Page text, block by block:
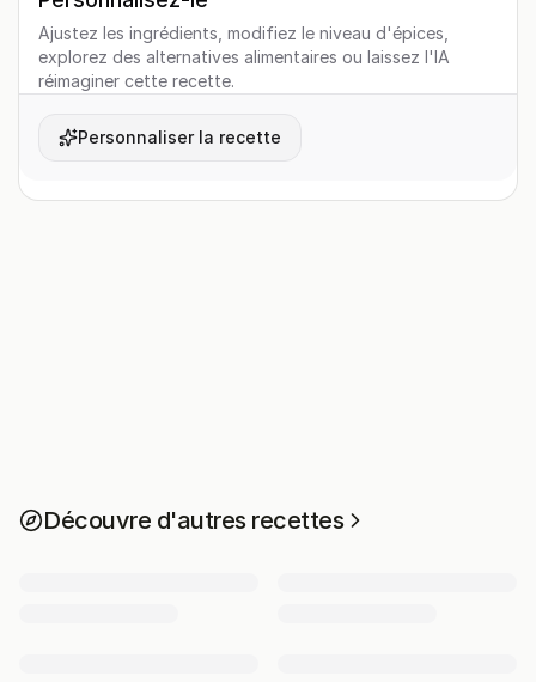
Ajustez les ingrédients, modifiez le niveau d'épices,
explorez des alternatives alimentaires ou laissez l'IA
réimaginer cette recette.
Personnaliser la recette
Découvre d'autres recettes